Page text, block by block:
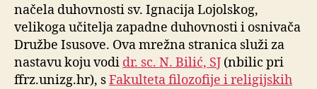
načela duhovnosti sv. Ignacija Lojolskog,
velikoga učitelja zapadne duhovnosti i osnivača
Družbe Isusove. Ova mrežna stranica služi za
nastavu koju vodi dr. sc. N. Bilić, SJ (nbilic pri
ffrz.unizg.hr), sFakulteta filozofije i religijskih